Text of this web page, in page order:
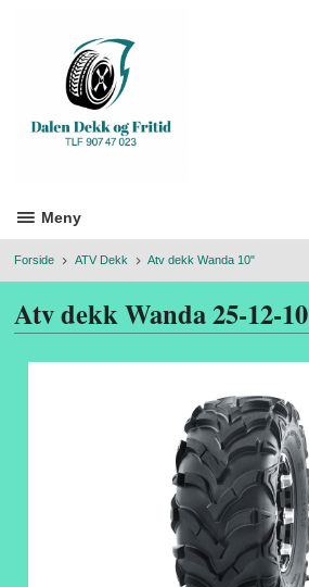
Meny
Forside ATV Dekk Atv dekk Wanda 10"
Atv dekk Wanda 25-12-10